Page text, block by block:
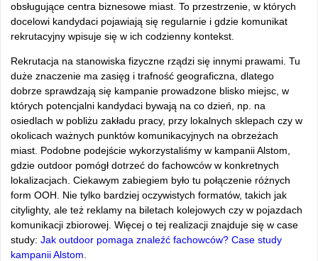
obsługujące centra biznesowe miast. To przestrzenie, w których
docelowi kandydaci pojawiają się regularnie i gdzie komunikat
rekrutacyjny wpisuje się w ich codzienny kontekst.
Rekrutacja na stanowiska fizyczne rządzi się innymi prawami. Tu
duże znaczenie ma zasięg i trafność geograficzna, dlatego
dobrze sprawdzają się kampanie prowadzone blisko miejsc, w
których potencjalni kandydaci bywają na co dzień, np. na
osiedlach w pobliżu zakładu pracy, przy lokalnych sklepach czy w
okolicach ważnych punktów komunikacyjnych na obrzeżach
miast. Podobne podejście wykorzystaliśmy w kampanii Alstom,
gdzie outdoor pomógł dotrzeć do fachowców w konkretnych
lokalizacjach. Ciekawym zabiegiem było tu połączenie różnych
form OOH. Nie tylko bardziej oczywistych formatów, takich jak
citylighty, ale też reklamy na biletach kolejowych czy w pojazdach
komunikacji zbiorowej. Więcej o tej realizacji znajduje się w case
study: Jak outdoor pomaga znaleźć fachowców? Case study
kampanii Alstom